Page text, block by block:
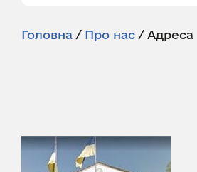
Головна / Про нас / Адреса